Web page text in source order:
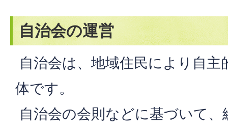
自治会の運営
自治会は、地域住民により自
体です。
自治会の会則などに基づいて